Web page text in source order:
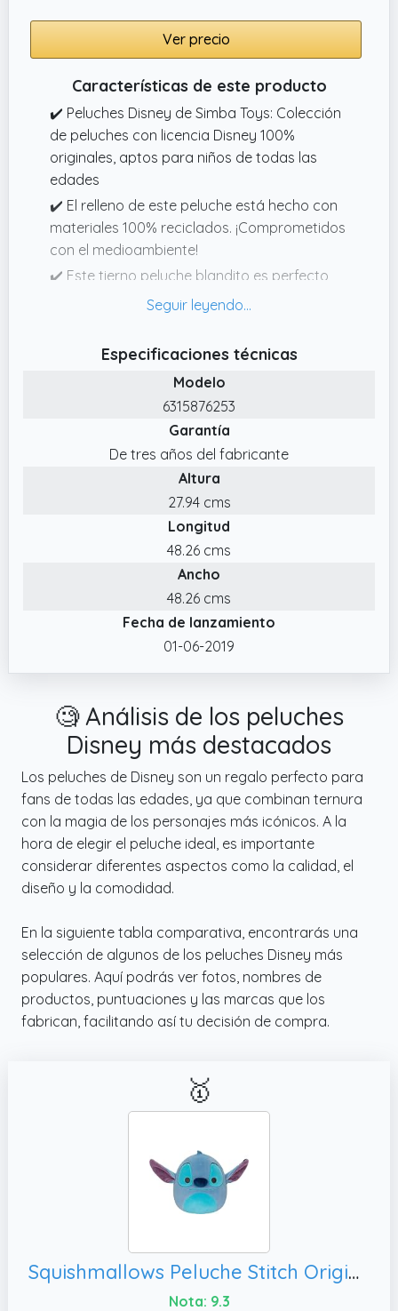
Ver precio
Características de este producto
✔️ Peluches Disney de Simba Toys: Colección
de peluches con licencia Disney 100%
originales, aptos para niños de todas las
edades
✔️ El relleno de este peluche está hecho con
materiales 100% reciclados. ¡Comprometidos
con el medioambiente!
✔️ Este tierno peluche blandito es perfecto
para jugar durante horas. Ideal para abrazar
✔️ Si hay un juguete importante en la vida de
cualquier peque, es su primer peluche. Se
convertirá en el compañero inseparable de
✔️ Solo se envía una unidad del surtido, no
pudiéndose seleccionar el modelo que se
envía. Se envía un modelo de manera
✔️ Peluche de 17 cm de los adorables
personajes de las películas de Disney, apto
para niños y niñas desde los primeros meses
de vida, una réplica exacta de los populares
personajes infantiles
Especificaciones técnicas
Modelo
6315876253
Garantía
De tres años del fabricante
Altura
27.94 cms
Longitud
48.26 cms
Ancho
48.26 cms
Fecha de lanzamiento
01-06-2019
🧐 Análisis de los peluches
Disney más destacados
Los peluches de Disney son un regalo perfecto para
fans de todas las edades, ya que combinan ternura
con la magia de los personajes más icónicos. A la
hora de elegir el peluche ideal, es importante
considerar diferentes aspectos como la calidad, el
diseño y la comodidad.
En la siguiente tabla comparativa, encontrarás una
selección de algunos de los peluches Disney más
populares. Aquí podrás ver fotos, nombres de
productos, puntuaciones y las marcas que los
fabrican, facilitando así tu decisión de compra.
🥇
Squishmallows Peluche Stitch Original Disney de 35 cm
Nota: 9.3